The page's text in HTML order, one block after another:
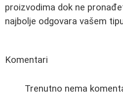
proizvodima dok ne
najbolje odgovara vašem
Komentari
Trenutno nema